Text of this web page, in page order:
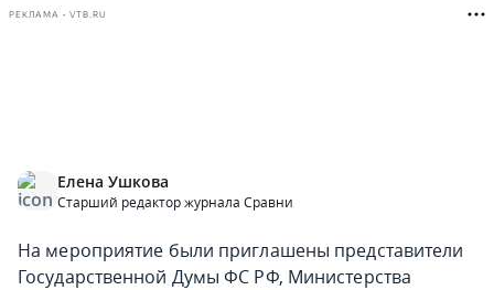
РЕКЛАМА • VTB.RU
Елена Ушкова
Старший редактор журнала Сравни
На мероприятие были приглашены представители
Государственной Думы ФС РФ, Министерства